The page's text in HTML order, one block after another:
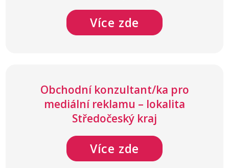
Více zde
Obchodní konzultant/ka pro
mediální reklamu – lokalita
Středočeský kraj
Více zde